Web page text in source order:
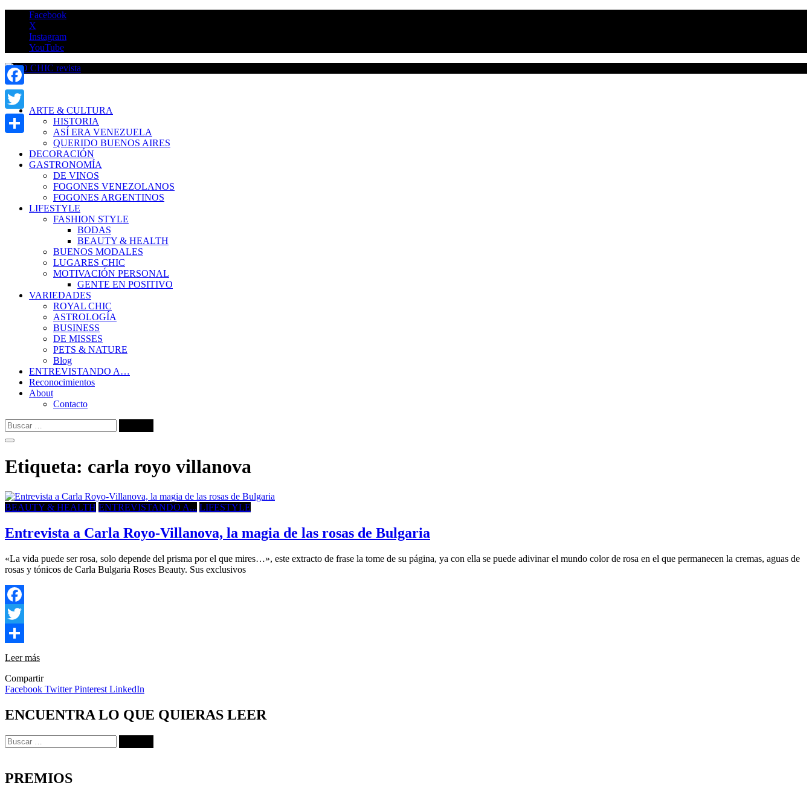
contenido
Facebook
X
Instagram
YouTube
LO CHIC revista
ARTE & CULTURA
HISTORIA
ASÍ ERA VENEZUELA
QUERIDO BUENOS AIRES
DECORACIÓN
GASTRONOMÍA
DE VINOS
FOGONES VENEZOLANOS
FOGONES ARGENTINOS
LIFESTYLE
FASHION STYLE
BODAS
BEAUTY & HEALTH
BUENOS MODALES
LUGARES CHIC
MOTIVACIÓN PERSONAL
GENTE EN POSITIVO
VARIEDADES
ROYAL CHIC
ASTROLOGÍA
BUSINESS
DE MISSES
PETS & NATURE
Blog
ENTREVISTANDO A…
Reconocimientos
About
Contacto
Buscar:
Etiqueta: carla royo villanova
BEAUTY & HEALTH ENTREVISTANDO A... LIFESTYLE
Entrevista a Carla Royo-Villanova, la magia de las rosas de Bulgaria
«La vida puede ser rosa, solo depende del prisma por el que mires…», este extracto de frase la tome de su página, ya con ella se puede adivinar el mundo color de rosa en el que permanecen la cremas, aguas de
rosas y tónicos de Carla Bulgaria Roses Beauty. Sus exclusivos
Facebook
Twitter
Compartir
Leer más
Compartir
Facebook TwitterPinterest LinkedIn
ENCUENTRA LO QUE QUIERAS LEER
Buscar:
PREMIOS
Facebook
Twitter
Compartir